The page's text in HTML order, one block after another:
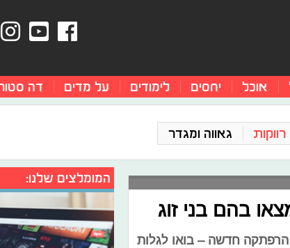
אוכל יחסים לימודים על מדים דה
רווקות גאווה ומגדר
בהם בני זוג
חדשה – בואו לגלות
המומלצים שלנו: